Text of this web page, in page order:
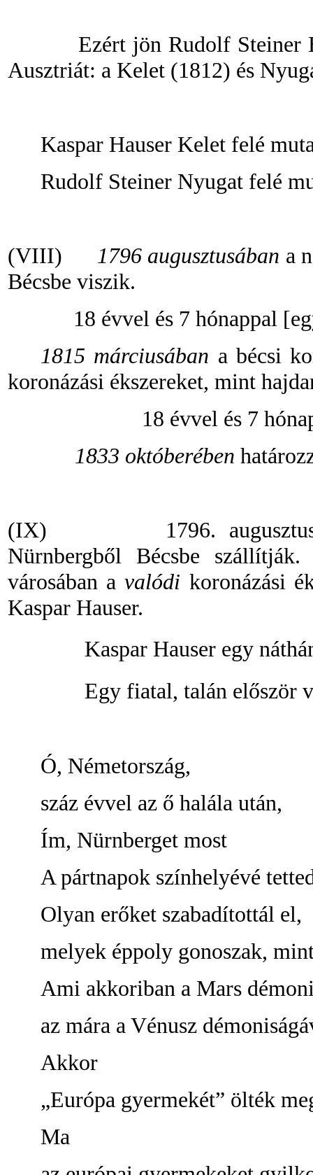
Ezért jön Rudolf Steiner
Ausztriát: a Kelet (1812) és
Kaspar Hauser Kelet felé
Rudolf Steiner Nyugat felé
(VIII) 1796 augusztusában a
Bécsbe viszik.
18 évvel és 7 hónappal
1815 márciusában a bécsi
koronázási ékszereket, mint
18 évvel és 7
1833 októberében
(IX)
1796.
Nürnbergből Bécsbe
városában avalódi koronázási
Kaspar Hauser.
Kaspar Hauser egy
Egy fiatal, talán először
Ó, Németország,
száz évvel az ő halála után,
Ím, Nürnberget most
A pártnapok színhelyévé
Olyan erőket szabadítottál el,
melyek éppoly gonoszak,
Ami akkoriban a Mars
az mára a Vénusz
Akkor
„Európa gyermekét” ölték
Ma